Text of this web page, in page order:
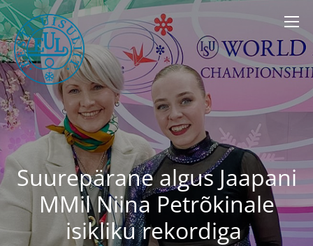
Suurepärane algus Jaapani
MMil Niina Petrõkinale
isikliku rekordiga